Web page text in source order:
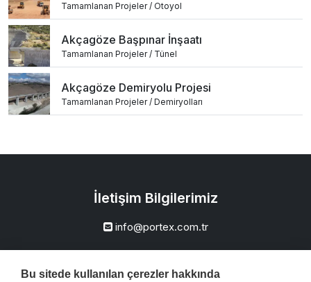
Tamamlanan Projeler / Otoyol
Akçagöze Başpınar İnşaatı
Tamamlanan Projeler / Tünel
Akçagöze Demiryolu Projesi
Tamamlanan Projeler / Demiryolları
İletişim Bilgilerimiz
info@portex.com.tr
Bu sitede kullanılan çerezler hakkında